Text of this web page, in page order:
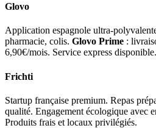
Glovo
Application espagnole ultra-
pharmacie, colis. Glovo Prime :
6,90€/mois. Service express disponible.
Frichti
Startup française premium. Repas
qualité. Engagement écologique avec
Produits frais et locaux privilégiés.